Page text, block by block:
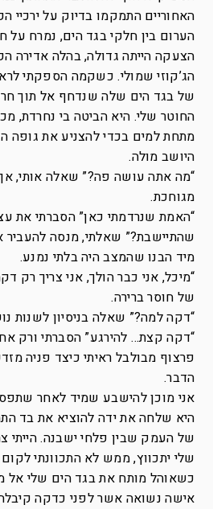
האחוריים התמקמו בדיוק על ירכיי
הערום בין חלקי בגד הים, נמרח על
הצעקה הייתה גדולה, בהלה אדירה
הג’קוזי שמולי. כשקמה הספקתי
של בגד הים שלה שנדחף אל תוך
החוטר שלי. היא הביטה בי נחרדת,
מתחת למים בכדי להצניע את גופה
היושב מולה.
“מה אתה עושה פה?” שאלה אותי,
מגוחכת.
“האמת שנרדמתי כאן” הסברתי את
שהתיישבת?” שאלתי, מנסה להעביר
מיד הבנו שהמצב היה בלתי נמנע.
“מיכל, אני כבר הולך, אני צריך רק
של חוסר ברירה.
“דקה למה?” שאלה בניסיון לשנות
“דקה קצת… להירגע” הסברתי ורק
פרצוף מבולבל ראיתי כיצד פניה
הדבר.
אני מוכן להישבע שמיד לאחר
היא שלחה את ידה להוציא את בד
של העמק שבין פלחי ישבנה. הייתי
שלי יתכווץ, ממש לא התכוונתי
כשאוהל מותח את בגד הים שלי אל
אישה נשואה אשר לפני כדקה